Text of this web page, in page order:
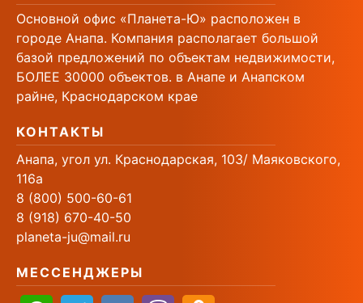
Основной офис «Планета-Ю» расположен в
городе Анапа. Компания располагает большой
базой предложений по объектам недвижимости,
БОЛЕЕ 30000 объектов. в Анапе и Анапском
райне, Краснодарском крае
КОНТАКТЫ
Анапа, угол ул. Краснодарская, 103/ Маяковского,
116а
8 (800) 500-60-61
8 (918) 670-40-50
planeta-ju@mail.ru
МЕССЕНДЖЕРЫ